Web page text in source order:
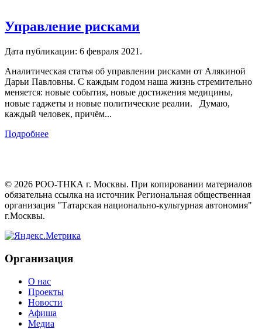
Управление рисками
Дата публикации: 6 февраля 2021 .
Аналитическая статья об управлении рисками от Алякиной
Дарьи Павловны. С каждым годом наша жизнь стремительно
меняется: новые события, новые достижения медицины,
новые гаджеты и новые политические реалии.⠀Думаю,
каждый человек, причём...
Подробнее
© 2026 РОО-ТНКА г. Москвы. При копировании материалов
обязательна ссылка на источник Региональная общественная
организация "Татарская национально-культурная автономия"
г.Москвы.
Организация
О нас
Проекты
Новости
Афиша
Медиа